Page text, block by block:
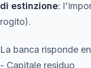
di estinzione:
rogito).
La banca risponde
- Capitale residuo